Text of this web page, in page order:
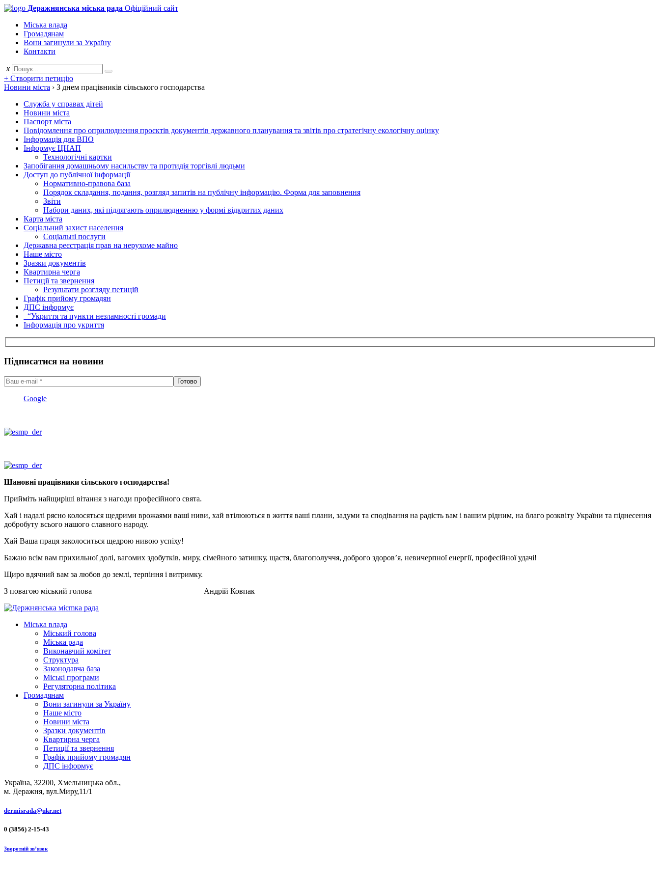
Деражнянська міська рада Офіційний сайт
Міська влада
Громадянам
Вони загинули за Україну
Контакти
x
+ Створити петицію
Новини міста › З днем працівників сільського господарства
Служба у справах дітей
Новини міста
Паспорт міста
Повідомлення про оприлюднення проєктів документів державного планування та звітів про стратегічну екологічну оцінку
Інформація для ВПО
Інформує ЦНАП
Технологічні картки
Запобігання домашньому насильству та протидія торгівлі людьми
Доступ до публічної інформації
Нормативно-правова база
Порядок складання, подання, розгляд запитів на публічну інформацію. Форма для заповнення
Звіти
Набори даних, які підлягають оприлюдненню у формі відкритих даних
Карта міста
Соціальний захист населення
Соціальні послуги
Державна реєстрація прав на нерухоме майно
Наше місто
Зразки документів
Квартирна черга
Петиції та звернення
Результати розгляду петицій
Графік прийому громадян
ДПС інформує
“Укриття та пункти незламності громади
Інформація про укриття
Підписатися на новини
Google
Шановні працівники сільського господарства!
Прийміть найщиріші вітання з нагоди професійного свята.
Хай і надалі рясно колосяться щедрими врожаями ваші ниви, хай втілюються в життя ваші плани, задуми та сподівання на радість вам і вашим рідним, на благо розквіту України та піднесення
добробуту всього нашого славного народу.
Хай Ваша праця заколоситься щедрою нивою успіху!
Бажаю всім вам прихильної долі, вагомих здобутків, миру, сімейного затишку, щастя, благополуччя, доброго здоров’я, невичерпної енергії, професійної удачі!
Щиро вдячний вам за любов до землі, терпіння і витримку.
З повагою міський голова
Андрій Ковпак
Міська влада
Міський голова
Міська рада
Виконавчий комітет
Структура
Законодавча база
Міські програми
Регуляторна політика
Громадянам
Вони загинули за Україну
Наше місто
Новини міста
Зразки документів
Квартирна черга
Петиції та звернення
Графік прийому громадян
ДПС інформує
Україна, 32200, Хмельницька обл.,
м. Деражня, вул.Миру,11/1
dermisrada@ukr.net
0 (3856) 2-15-43
Зворотній зв’язок